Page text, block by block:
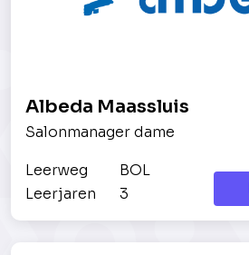
Albeda Maassluis
Salonmanager dame
Leerweg
BOL
Leerjaren
3